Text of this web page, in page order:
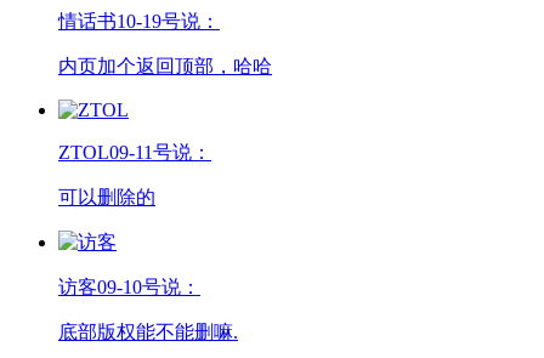
情话书10-19号说：
内页加个返回顶部，哈哈
ZTOL09-11号说：
可以删除的
访客09-10号说：
底部版权能不能删嘛.